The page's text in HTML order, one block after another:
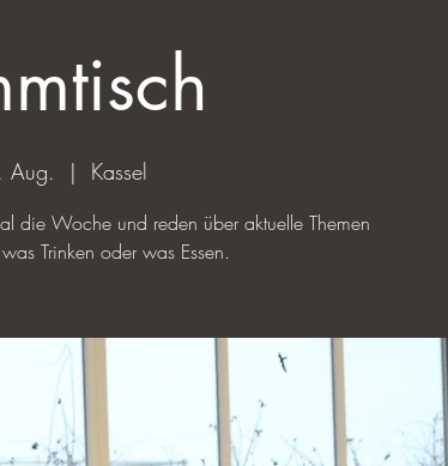
Aug.
  |
Kassel
die Woche und reden über aktuelle Themen
Trinken oder was Essen.